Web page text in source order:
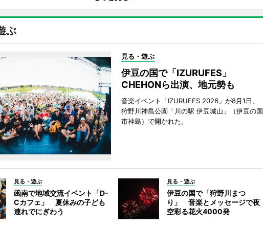
ぶ
見る・遊ぶ
伊豆の国で「IZURUFES」
CHEHONら出演、地元勢も
音楽イベント「IZURUFES 2026」が8月1日、
狩野川神島公園「川の駅 伊豆城山」（伊豆の国
市神島）で開かれた。
見る・遊ぶ
函南で地域交流イベント「D-
Cカフェ」 夏休みの子ども
連れでにぎわう
見る・遊ぶ
伊豆の国で「狩野川まつ
り」 音楽とメッセージで夜
空彩る花火4000発